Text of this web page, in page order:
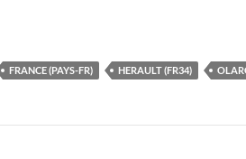
FRANCE (PAYS-FR) HERAULT (FR34)